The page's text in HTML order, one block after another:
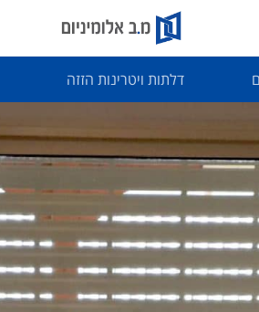
דלתות ויטרינות הזזה